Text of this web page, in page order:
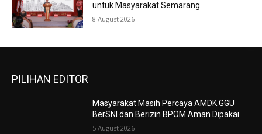
untuk Masyarakat Semarang
8 August 2026
PILIHAN EDITOR
Masyarakat Masih Percaya AMDK GGU
BerSNI dan Berizin BPOM Aman Dipakai
5 August 2026